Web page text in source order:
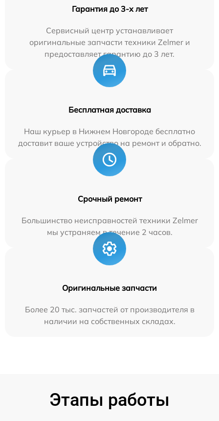
Гарантия до 3-х лет
Сервисный центр устанавливает
оригинальные запчасти техники Zelmer и
предоставляет гарантию до 3 лет.
Бесплатная доставка
Наш курьер в Нижнем Новгороде бесплатно
доставит ваше устройство на ремонт и обратно.
Срочный ремонт
Большинство неисправностей техники Zelmer
мы устраняем в течение 2 часов.
Оригинальные запчасти
Более 20 тыс. запчастей от производителя в
наличии на собственных складах.
Этапы работы